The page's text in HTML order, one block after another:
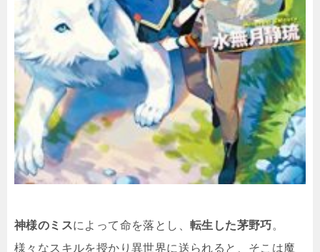
神様のミスによって命を落とし、 転生した茅野巧。
様々なスキルを授かり異世界に送られると、そこは魔